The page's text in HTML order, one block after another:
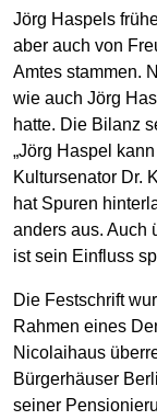
Jörg Haspels
aber auch von
Amtes stammen.
wie auch Jörg
hatte. Die Bilanz
„Jörg Haspel
Kultursenator Dr.
hat Spuren
anders aus. Auch
ist sein Einfluss
Die Festschrift
Rahmen eines
Nicolaihaus
Bürgerhäuser
seiner